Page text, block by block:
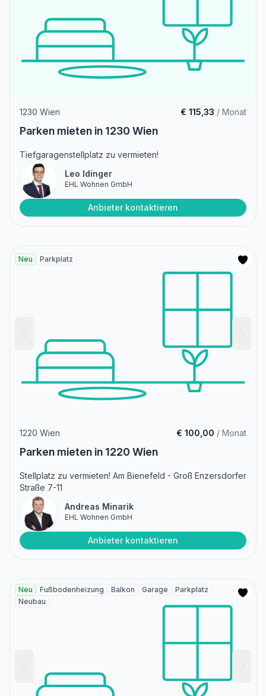
1230 Wien € 115,33 / Monat
Parken mieten in 1230 Wien
Tiefgaragenstellplatz zu vermieten!
Leo Idinger
EHL Wohnen GmbH
Anbieter kontaktieren
Neu Parkplatz
1220 Wien € 100,00 / Monat
Parken mieten in 1220 Wien
Stellplatz zu vermieten! Am Bienefeld - Groß Enzersdorfer
Straße 7-11
Andreas Minarik
EHL Wohnen GmbH
Anbieter kontaktieren
Neu Fußbodenheizung Balkon Garage
Parkplatz
Neubau